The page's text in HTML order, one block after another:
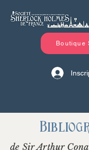
Boutique
de Sir Arthur